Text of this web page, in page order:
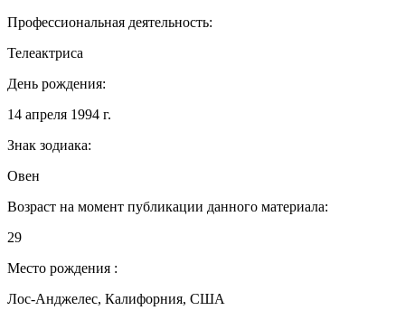
Профессиональная деятельность:
Телеактриса
День рождения:
14 апреля 1994 г.
Знак зодиака:
Овен
Возраст на момент публикации данного материала:
29
Место рождения :
Лос-Анджелес, Калифорния, США